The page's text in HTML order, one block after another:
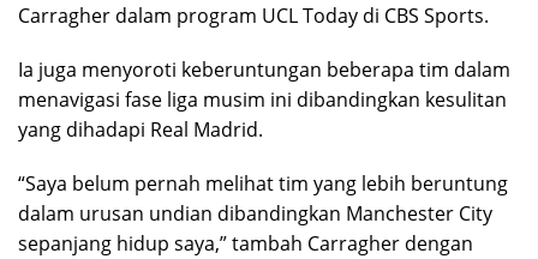
Carragher dalam program UCL Today di CBS Sports.
​Ia juga menyoroti keberuntungan beberapa tim dalam
menavigasi fase liga musim ini dibandingkan kesulitan
yang dihadapi Real Madrid.
“Saya belum pernah melihat tim yang lebih beruntung
dalam urusan undian dibandingkan Manchester City
sepanjang hidup saya,” tambah Carragher dengan